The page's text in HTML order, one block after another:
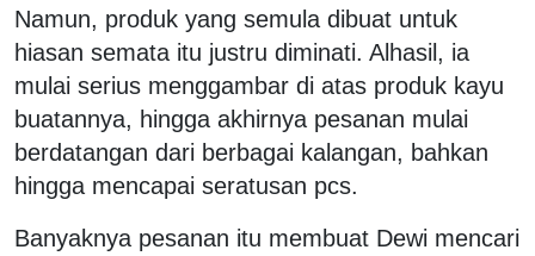
Namun, produk yang semula dibuat untuk
hiasan semata itu justru diminati. Alhasil, ia
mulai serius menggambar di atas produk kayu
buatannya, hingga akhirnya pesanan mulai
berdatangan dari berbagai kalangan, bahkan
hingga mencapai seratusan pcs.
Banyaknya pesanan itu membuat Dewi mencari